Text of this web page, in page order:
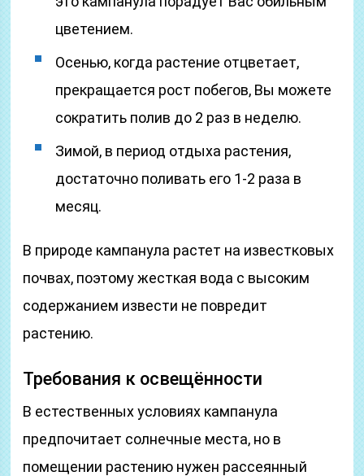
цветением.
Осенью, когда растение отцветает,
прекращается рост побегов, Вы можете
сократить полив до 2 раз в неделю.
Зимой, в период отдыха растения,
достаточно поливать его 1-2 раза в
месяц.
В природе кампанула растет на известковых
почвах, поэтому жесткая вода с высоким
содержанием извести не повредит
растению.
Требования к освещённости
В естественных условиях кампанула
предпочитает солнечные места, но в
помещении растению нужен рассеянный